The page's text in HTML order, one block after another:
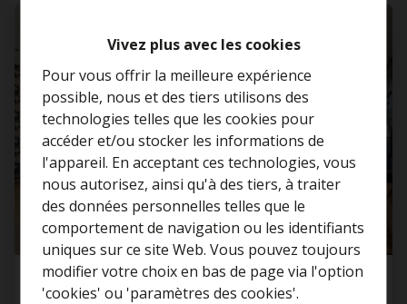
Vivez plus avec les cookies
Pour vous offrir la meilleure expérience
possible, nous et des tiers utilisons des
technologies telles que les cookies pour
accéder et/ou stocker les informations de
l'appareil. En acceptant ces technologies, vous
nous autorisez, ainsi qu'à des tiers, à traiter
des données personnelles telles que le
comportement de navigation ou les identifiants
uniques sur ce site Web. Vous pouvez toujours
modifier votre choix en bas de page via l'option
'cookies' ou 'paramètres des cookies'.
Maison
Curieux de connaître la
valeur de votre maison ?
Estimation gratuite